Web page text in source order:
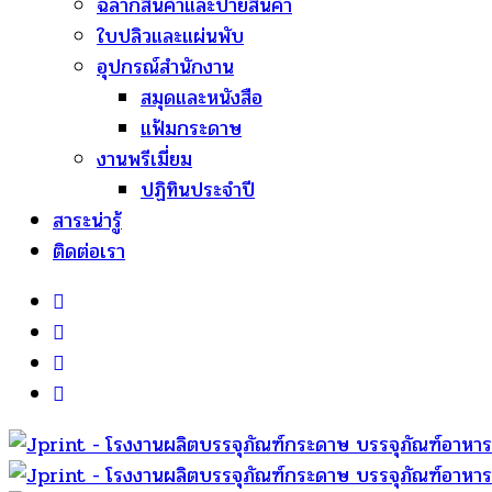
ใบปลิวและแผ่นพับ
อุปกรณ์สำนักงาน
สมุดและหนังสือ
แฟ้มกระดาษ
งานพรีเมี่ยม
ปฏิทินประจำปี
สาระน่ารู้
ติดต่อเรา